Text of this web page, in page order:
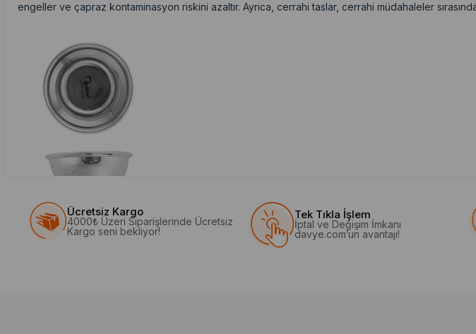
engeller ve çapraz kontaminasyon riskini azaltır. Ayrıca, cerrahi taslar, cerrahi müdahaleler
Ücretsiz Kargo
4000₺ Üzeri Siparişlerinde Ücretsiz
Kargo seni bekliyor!
Tek Tıkla İşlem
İptal ve Değişim İmkanı
davye.com’un avantajı!